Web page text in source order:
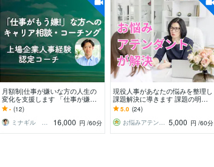
月額制|仕事が嫌いな方の人生の
変化を支援します 「仕事が嫌」
→「キャリアで人生を充実」に変
化するコーチング
- (12)
ミナギル ライフコーチング
16,000 円 /60分
現役人事があなたの悩みを整理し
課題解決に導きます 課題の明確
化＆なりたい自分になる為のアド
バイスを致します
5.0 (24)
お悩みアテンダント橘美和（タチバナミワ） 5,000 円 /60分